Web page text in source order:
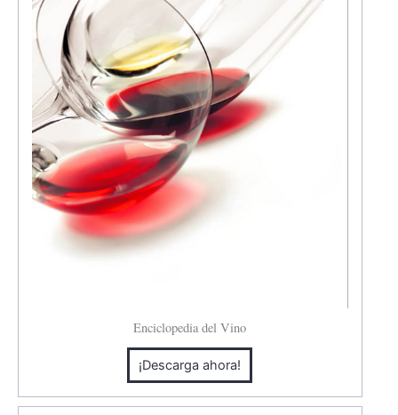
Enciclopedia del Vino
¡Descarga ahora!